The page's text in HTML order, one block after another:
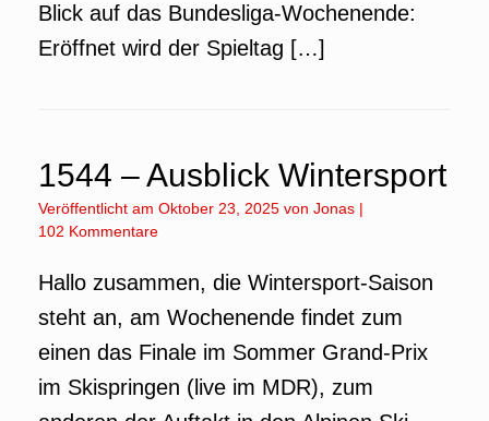
Blick auf das Bundesliga-Wochenende:
Eröffnet wird der Spieltag […]
1544 – Ausblick Wintersport
Veröffentlicht am Oktober 23, 2025 von Jonas |
102 Kommentare
Hallo zusammen, die Wintersport-Saison
steht an, am Wochenende findet zum
einen das Finale im Sommer Grand-Prix
im Skispringen (live im MDR), zum